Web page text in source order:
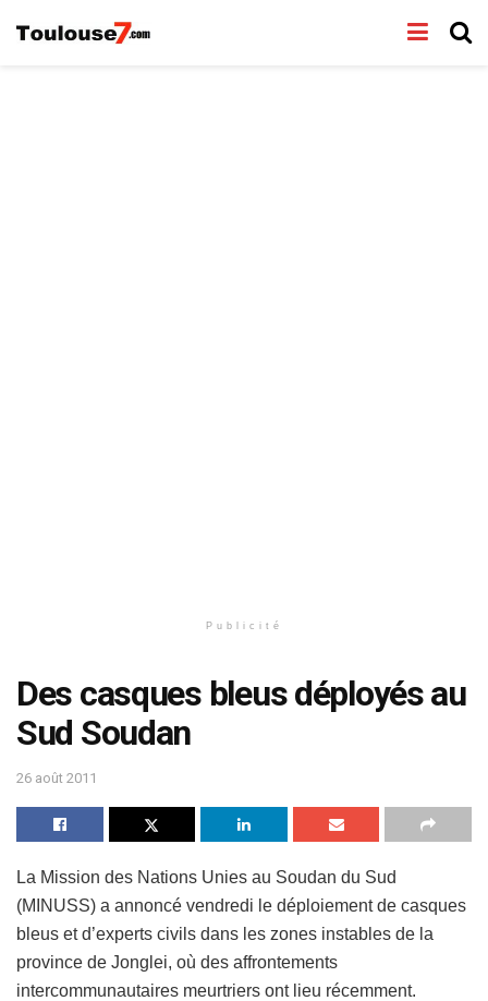
Publicité
Des casques bleus déployés au
Sud Soudan
26 août 2011
La Mission des Nations Unies au Soudan du Sud
(MINUSS) a annoncé vendredi le déploiement de casques
bleus et d’experts civils dans les zones instables de la
province de Jonglei, où des affrontements
intercommunautaires meurtriers ont lieu récemment.